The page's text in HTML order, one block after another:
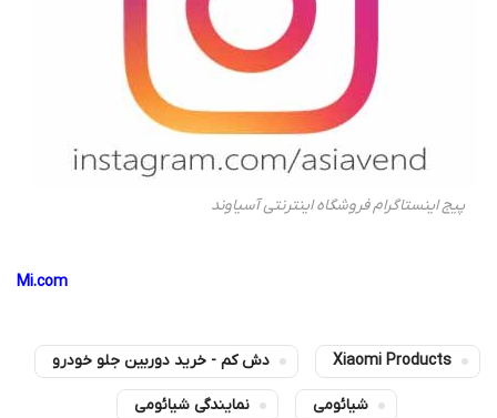
پیج اینستاگرام فروشگاه اینترنتی آسیاوند
Mi.com
Xiaomi Products دش کم - خرید دوربین جلو خودرو
شیائومی نمایندگی شیائومی